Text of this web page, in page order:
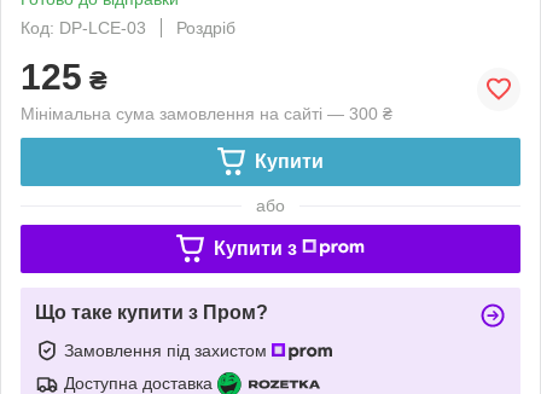
Код: DP-LCE-03
Роздріб
125 ₴
Мінімальна сума замовлення на сайті — 300 ₴
Купити
або
Купити з
Що таке купити з Пром?
Замовлення під захистом
Доступна доставка